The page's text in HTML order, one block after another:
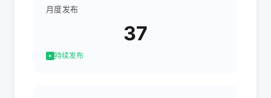
月度发布
37
持续发布